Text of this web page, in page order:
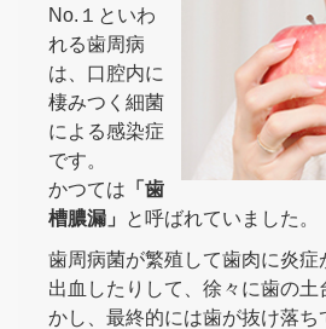
No.１といわ
れる歯周病
は、口腔内に
棲みつく細菌
による感染症
です。
かつては 「歯
槽膿漏」
と呼ばれていました。
歯周病菌が繁殖して歯肉に炎症
出血したりして、徐々に歯の土
かし、最終的には歯が抜け落ち